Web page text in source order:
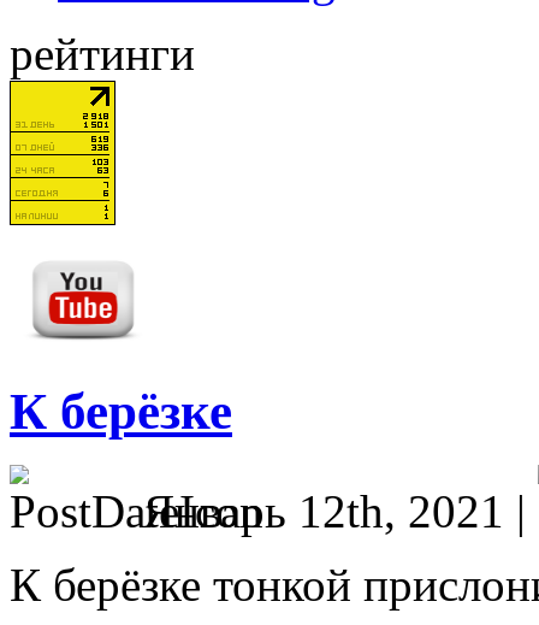
рейтинги
К берёзке
Январь 12th, 2021 |
К берёзке тонкой